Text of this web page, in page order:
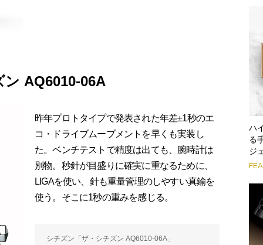
AQ6010-06A
昨年プロトタイプで発表された年差±1秒のエ
コ・ドライブムーブメントを早くも実装し
た。ベンチテストで精度は出ても、腕時計は
別物。秒針が目盛りに確実に重なるために、
LIGAを使い、針も重量管理のしやすい真鍮を
使う。そこに1秒の重みを感じる。
シチズン「ザ・シチズン AQ6010-06A」
ハ
る
ジ